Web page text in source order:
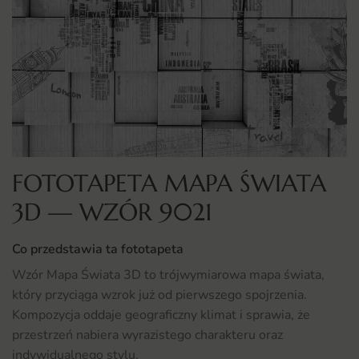
FOTOTAPETA MAPA ŚWIATA
3D — WZÓR 9021
Co przedstawia ta fototapeta
Wzór Mapa Świata 3D to trójwymiarowa mapa świata,
który przyciąga wzrok już od pierwszego spojrzenia.
Kompozycja oddaje geograficzny klimat i sprawia, że
przestrzeń nabiera wyrazistego charakteru oraz
indywidualnego stylu.